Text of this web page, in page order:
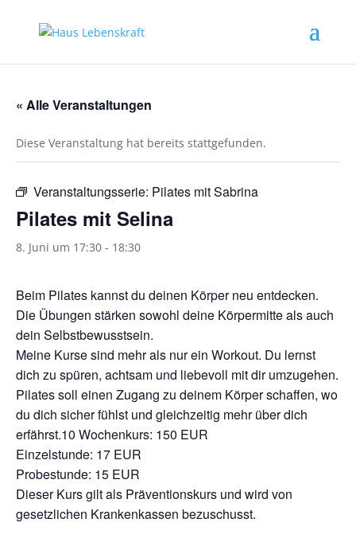
« Alle Veranstaltungen
Diese Veranstaltung hat bereits stattgefunden.
Veranstaltungsserie: Pilates mit Sabrina
Pilates mit Selina
8. Juni um 17:30 - 18:30
Beim Pilates kannst du deinen Körper neu entdecken.
Die Übungen stärken sowohl deine Körpermitte als auch
dein Selbstbewusstsein.
Meine Kurse sind mehr als nur ein Workout. Du lernst
dich zu spüren, achtsam und liebevoll mit dir umzugehen.
Pilates soll einen Zugang zu deinem Körper schaffen, wo
du dich sicher fühlst und gleichzeitig mehr über dich
erfährst.10 Wochenkurs: 150 EUR
Einzelstunde: 17 EUR
Probestunde: 15 EUR
Dieser Kurs gilt als Präventionskurs und wird von
gesetzlichen Krankenkassen bezuschusst.